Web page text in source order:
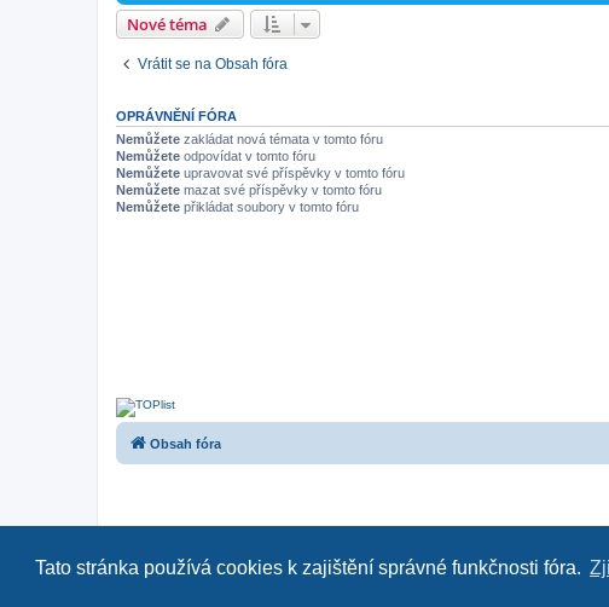
Tato stránka používá cookies k zajištění správné funkčnosti fóra.
Nové téma
Vrátit se na Obsah fóra
OPRÁVNĚNÍ FÓRA
Nemůžete zakládat nová témata v tomto fóru
Nemůžete odpovídat v tomto fóru
Nemůžete upravovat své příspěvky v tomto fóru
Nemůžete mazat své příspěvky v tomto fóru
Nemůžete přikládat soubory v tomto fóru
Obsah fóra